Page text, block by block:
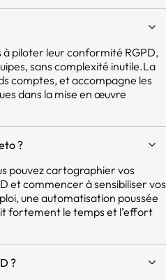
à piloter leur conformité RGPD,
sans complexité inutile.La
comptes, et accompagne les
dans la mise en œuvre
?
pouvez cartographier vos
et commencer à sensibiliser vos
une automatisation poussée
fortement le temps et l’effort
?